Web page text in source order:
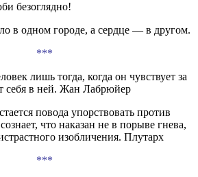
безоглядно!
в одном городе, а сердце — в другом.
***
лишь тогда, когда он чувствует за
себя в ней. Жан Лабрюйер
повода упорствовать против
что наказан не в порыве гнева,
изобличения. Плутарх
***